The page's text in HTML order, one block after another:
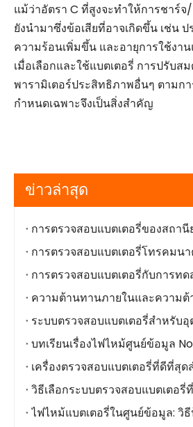
แม้ว่าอัตรา C ที่สูงจะทำให้การชาร์จ
ยังนำมาซึ่งข้อเสียที่อาจเกิดขึ้น เช่น
ความร้อนเพิ่มขึ้น และอายุการใช้งา
เมื่อเลือกและใช้แบตเตอรี่ การปรับส
พารามิเตอร์ประสิทธิภาพอื่นๆ ตามก
กำหนดเฉพาะจึงเป็นสิ่งสำคัญ
ข่าวล่าสุด
เครื่องตรวจสอบแบตเตอรี่ที่ดีที่สุ